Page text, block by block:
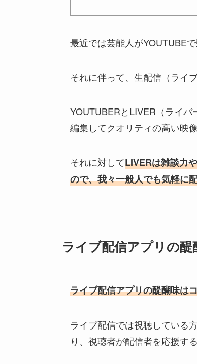
最近では芸能人がYOUTUBE
それに伴って、生配信（ライ
YOUTUBERとLIVER（ライ
編集してクオリティの高い映
それに対してLIVERは雑談力
ので、我々一般人でも気軽に
ライブ配信アプリの醍
ライブ配信アプリの醍醐味は
ライブ配信では視聴している
り、視聴者が配信者を応援す